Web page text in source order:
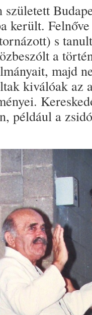
került.
s
a
majd
kiválóak az
például a